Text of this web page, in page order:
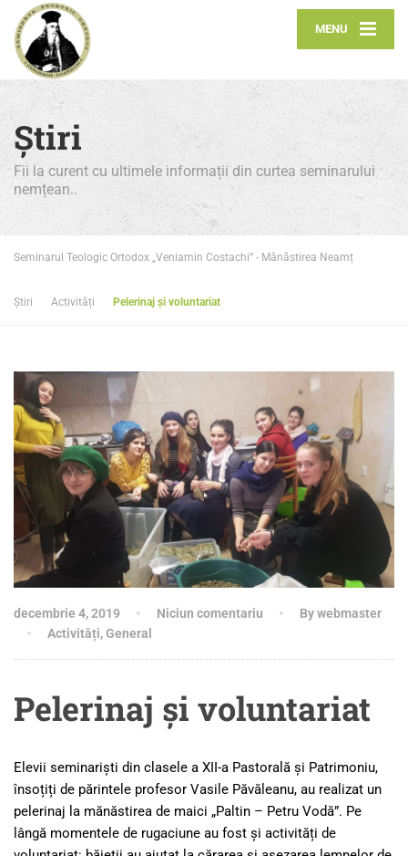
MENU
Știri
Fii la curent cu ultimele informații din curtea seminarului
nemțean..
Seminarul Teologic Ortodox „Veniamin Costachi” - Mânăstirea Neamț
Știri Activități Pelerinaj și voluntariat
decembrie 4, 2019 Niciun comentariu
By webmaster
Activități,General
Pelerinaj și voluntariat
Elevii seminariști din clasele a XII-a Pastorală și Patrimoniu,
însoțiți de părintele profesor Vasile Păvăleanu, au realizat un
pelerinaj la mănăstirea de maici „Paltin – Petru Vodă”. Pe
lângă momentele de rugaciune au fost și activități de